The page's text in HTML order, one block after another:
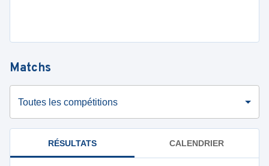
Matchs
Toutes les compétitions
RÉSULTATS CALENDRIER